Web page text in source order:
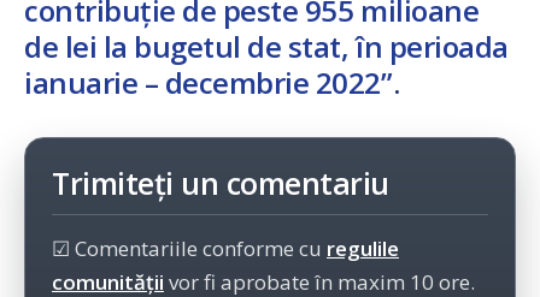
contribuție de peste 955 milioane
de lei la bugetul de stat, în perioada
ianuarie – decembrie 2022”.
Trimiteți un comentariu
☑ Comentariile conforme cu regulile
comunității vor fi aprobate în maxim 10 ore.